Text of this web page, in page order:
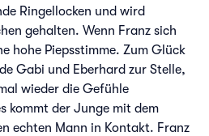
Ringellocken und wird
gehalten. Wenn Franz sich
hohe Piepsstimme. Zum Glück
Gabi und Eberhard zur Stelle,
wieder die Gefühle
kommt der Junge mit dem
echten Mann in Kontakt. Franz